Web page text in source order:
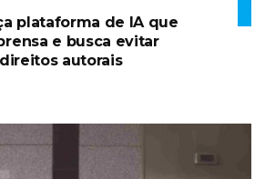
plataforma de IA que
e busca evitar
autorais